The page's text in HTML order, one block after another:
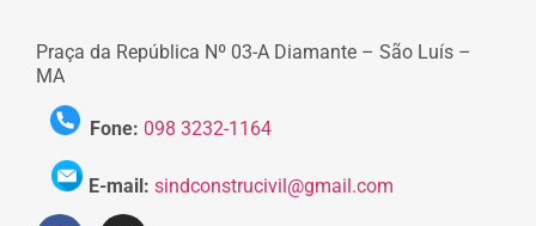
Praça da República Nº 03-A Diamante – São Luís –
MA
Fone: 098 3232-1164
E-mail: sindconstrucivil@gmail.com